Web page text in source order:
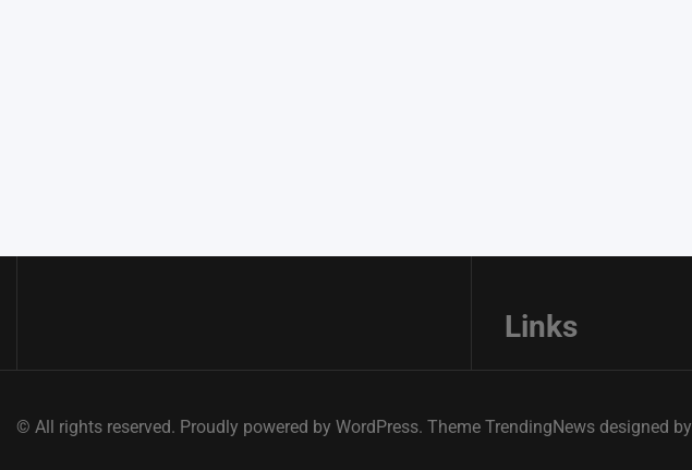
Links
© All rights reserved. Proudly powered by WordPress. Theme TrendingNews designed by